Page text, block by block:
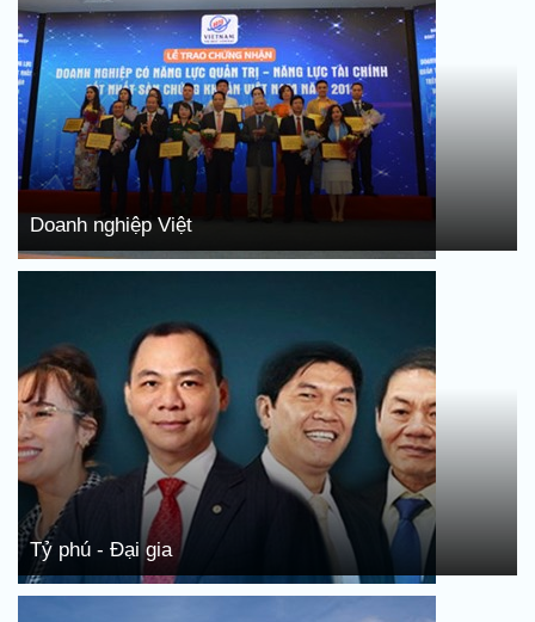
Doanh nghiệp Việt
Tỷ phú - Đại gia